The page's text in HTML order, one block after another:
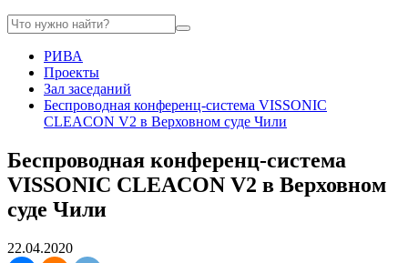
РИВА
Проекты
Зал заседаний
Беспроводная конференц-система VISSONIC
CLEACON V2 в Верховном суде Чили
Беспроводная конференц-система
VISSONIC CLEACON V2 в Верховном
суде Чили
22.04.2020